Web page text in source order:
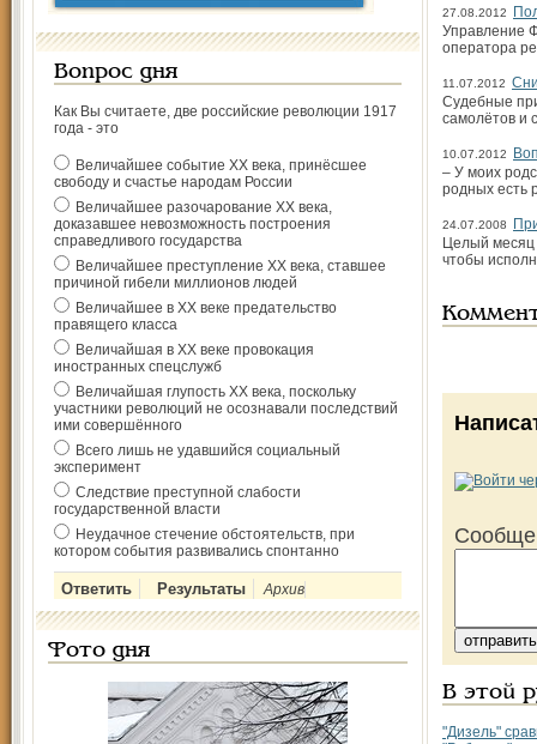
Вопрос дня
Как Вы считаете, две российские революции 1917
года - это
Величайшее событие ХХ века, принёсшее
свободу и счастье народам России
Величайшее разочарование ХХ века,
доказавшее невозможность построения
справедливого государства
Величайшее преступление ХХ века, ставшее
причиной гибели миллионов людей
Величайшее в ХХ веке предательство
правящего класса
Величайшая в ХХ веке провокация
иностранных спецслужб
Величайшая глупость ХХ века, поскольку
участники революций не осознавали последствий
ими совершённого
Всего лишь не удавшийся социальный
эксперимент
Следствие преступной слабости
государственной власти
Неудачное стечение обстоятельств, при
котором события развивались спонтанно
Архив
Фото дня
27.08.2012
Управление
оператора
11.07.2012
Судебные
самолётов и
10.07.2012
– У моих
родных есть
24.07.2008
Целый месяц
чтобы
В этой
"Дизель"